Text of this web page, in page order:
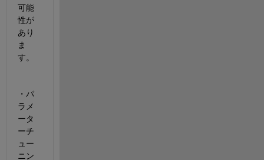
可能
性が
あり
ま
す。
・パ
ラメ
ータ
ーチ
ュー
ニン